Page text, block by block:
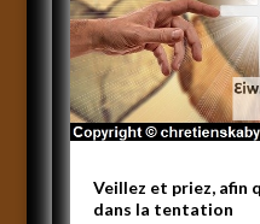
Veillez et priez, afin
dans la tentation